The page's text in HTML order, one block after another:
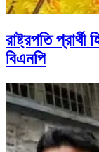
রাষ্ট্রপতি
বিএনপি